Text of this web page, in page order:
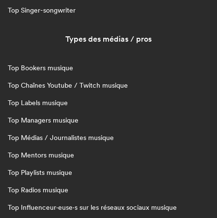
Top Singer-songwriter
Types des médias / pros
Top Bookers musique
Top Chaînes Youtube / Twitch musique
Top Labels musique
Top Managers musique
Top Médias / Journalistes musique
Top Mentors musique
Top Playlists musique
Top Radios musique
Top Influenceur·euse·s sur les réseaux sociaux musique